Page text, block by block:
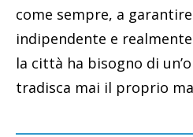
come sempre, a
indipendente e
la città ha bisogno di
tradisca mai il proprio